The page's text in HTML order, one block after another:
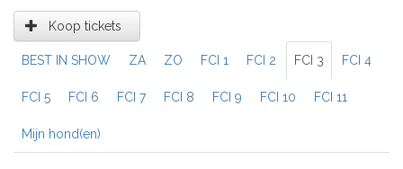
Koop tickets
BEST IN SHOW ZA ZO FCI 1 FCI 2 FCI 3 FCI 4
FCI 5 FCI 6 FCI 7 FCI 8 FCI 9 FCI 10 FCI 11
Mijn hond(en)